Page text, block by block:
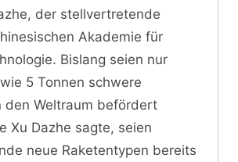
der stellvertretende
Akademie für
Bislang seien nur
5 Tonnen schwere
den Weltraum befördert
Xu Dazhe sagte, seien
neue Raketentypen bereits